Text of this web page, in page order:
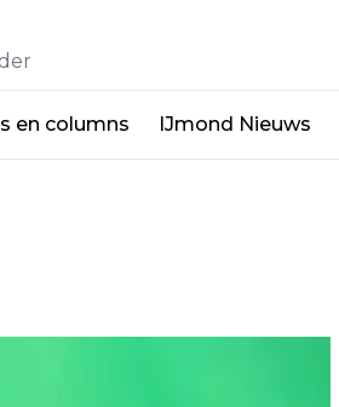
en columns IJmond Nieuws